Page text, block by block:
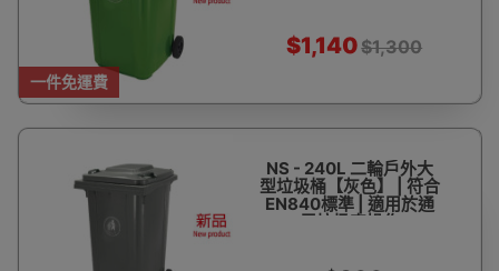
一件免運費
$1,140$1,300
NS - 240L 二輪戶外大
型垃圾桶【灰色】 | 符合
EN840標準 | 適用於通
用垃圾車操作